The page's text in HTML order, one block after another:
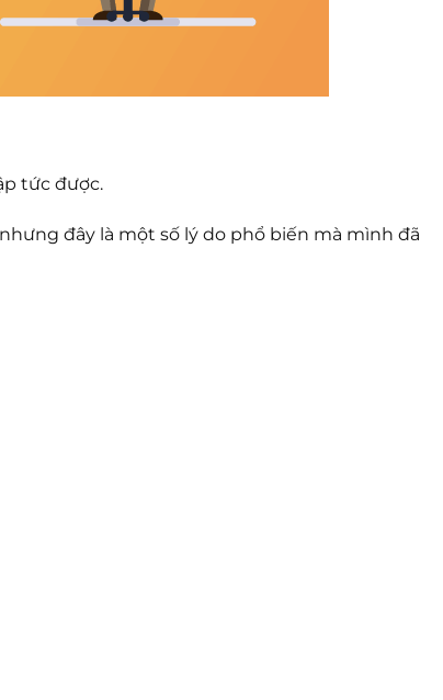
tức được.
đây là một số lý do phổ biến mà mình đã